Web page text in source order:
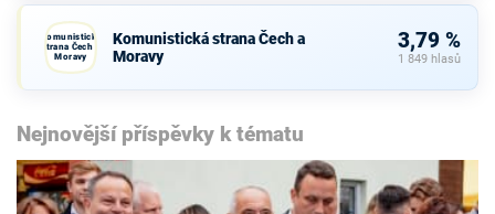
Komunistická
strana Čech a
Moravy
Komunistická strana Čech a
Moravy
3,79 %
1 849 hlasů
Nejnovější příspěvky k tématu